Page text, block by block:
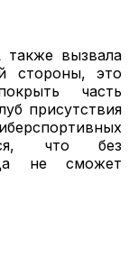
вызвала
стороны, это
часть
присутствия
что без
не сможет